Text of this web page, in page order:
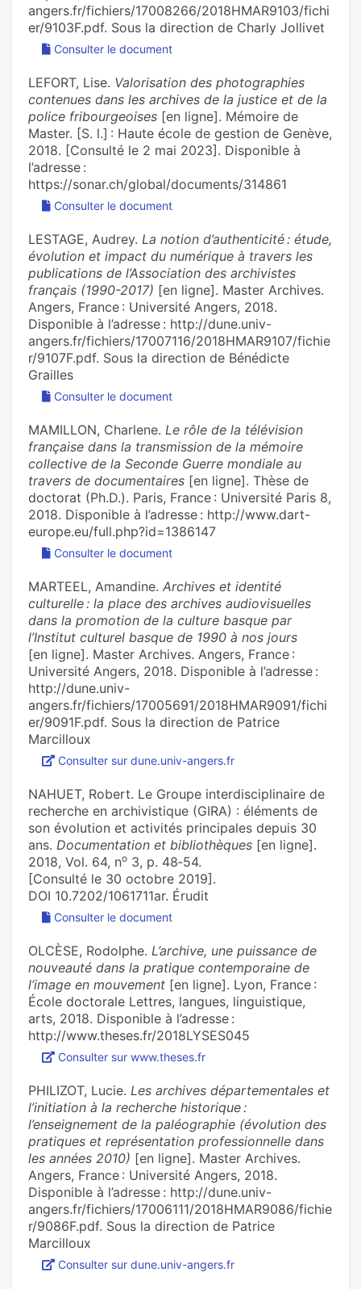
angers.fr/fichiers/17008266/2018HMAR9103/fichi
er/9103F.pdf. Sous la direction de Charly Jollivet
Consulter le document
LEFORT, Lise. Valorisation des photographies
contenues dans les archives de la justice et de la
police fribourgeoises [en ligne]. Mémoire de
Master. [S. l.] : Haute école de gestion de Genève,
2018. [Consulté le 2 mai 2023]. Disponible à
l’adresse :
https://sonar.ch/global/documents/314861
Consulter le document
LESTAGE, Audrey. La notion d’authenticité : étude,
évolution et impact du numérique à travers les
publications de l’Association des archivistes
français (1990-2017) [en ligne]. Master Archives.
Angers, France : Université Angers, 2018.
Disponible à l’adresse : http://dune.univ-
angers.fr/fichiers/17007116/2018HMAR9107/fichie
r/9107F.pdf. Sous la direction de Bénédicte
Grailles
Consulter le document
MAMILLON, Charlene. Le rôle de la télévision
française dans la transmission de la mémoire
collective de la Seconde Guerre mondiale au
travers de documentaires [en ligne]. Thèse de
doctorat (Ph.D.). Paris, France : Université Paris 8,
2018. Disponible à l’adresse : http://www.dart-
europe.eu/full.php?id=1386147
Consulter le document
MARTEEL, Amandine. Archives et identité
culturelle : la place des archives audiovisuelles
dans la promotion de la culture basque par
l’Institut culturel basque de 1990 à nos jours
[en ligne]. Master Archives. Angers, France :
Université Angers, 2018. Disponible à l’adresse :
http://dune.univ-
angers.fr/fichiers/17005691/2018HMAR9091/fichi
er/9091F.pdf. Sous la direction de Patrice
Marcilloux
Consulter sur dune.univ-angers.fr
NAHUET, Robert. Le Groupe interdisciplinaire de
recherche en archivistique (GIRA) : éléments de
son évolution et activités principales depuis 30
ans. Documentation et bibliothèques [en ligne].
2018, Vol. 64, no 3, p. 48‑54.
[Consulté le 30 octobre 2019].
DOI 10.7202/1061711ar. Érudit
Consulter le document
OLCÈSE, Rodolphe. L’archive, une puissance de
nouveauté dans la pratique contemporaine de
l’image en mouvement [en ligne]. Lyon, France :
École doctorale Lettres, langues, linguistique,
arts, 2018. Disponible à l’adresse :
http://www.theses.fr/2018LYSES045
Consulter sur www.theses.fr
PHILIZOT, Lucie. Les archives départementales et
l’initiation à la recherche historique :
l’enseignement de la paléographie (évolution des
pratiques et représentation professionnelle dans
les années 2010) [en ligne]. Master Archives.
Angers, France : Université Angers, 2018.
Disponible à l’adresse : http://dune.univ-
angers.fr/fichiers/17006111/2018HMAR9086/fichie
r/9086F.pdf. Sous la direction de Patrice
Marcilloux
Consulter sur dune.univ-angers.fr